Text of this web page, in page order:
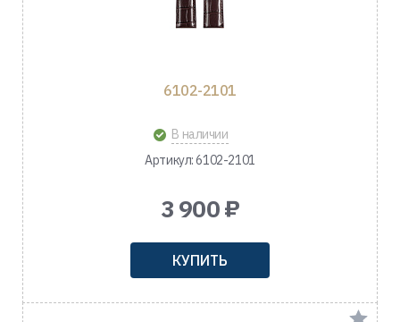
6102-2101
В наличии
Артикул: 6102-2101
3 900 ₽
КУПИТЬ